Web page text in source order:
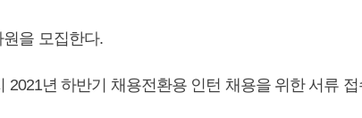
을 모집한다.
2021년 하반기 채용전환용 인턴 채용을 위한 서류